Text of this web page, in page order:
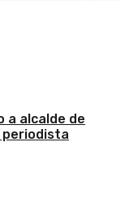
a alcalde de
periodista